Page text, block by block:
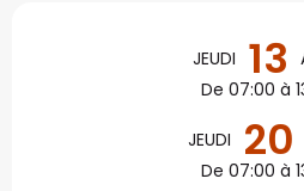
Ouverture
JEUDI 13
De 07:00 à
JEUDI 20
De 07:00 à